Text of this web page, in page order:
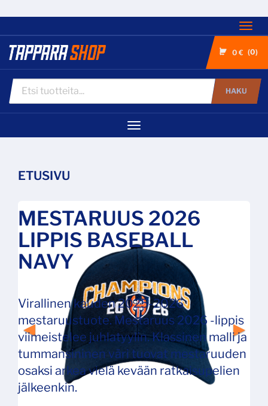
0 € 0
HAKU
Navigaatio
ETUSIVU
MESTARUUS 2026
LIPPIS BASEBALL
NAVY
Virallinen kauden 2025-2026
mestaruustuote. Mestaruus 2026 ‑lippis
viimeistelee juhlatyylin. Klassinen malli ja
tummansininen väri tuovat mestaruuden
osaksi arkea vielä kevään ratkaisupelien
jälkeenkin.